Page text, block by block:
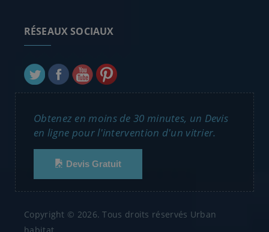
RÉSEAUX SOCIAUX
Obtenez en moins de 30 minutes, un Devis
en ligne pour l'intervention d'un vitrier.
Devis Gratuit
Copyright © 2026. Tous droits réservés Urban